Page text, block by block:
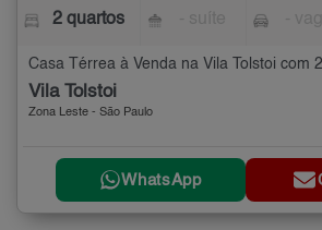
2 quartos
Casa Térrea à Venda na Vila Tolstoi com
Vila Tolstoi
Zona Leste - São Paulo
WhatsApp